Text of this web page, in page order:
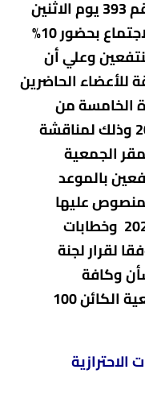
قرار مجلس الإدارة بجلسة رقم 393 يوم الاثنين
بتاريخ 16 /6 /2025 ويصح الاجتماع بحضور 10%
وعلي أن
للأعضاء الحاضرين
الخامسة من
القرار الوزاري 418 لسن 2004 وذلك لمناقشة
الجمعية
بالموعد
عليها
بالقرار الوزاري 627 لسنة 2024 وخطابات
لقرار لجنة
وكافة
التفاصيل معلنة بمقر الجمعية الكائن 100
الاحترازية